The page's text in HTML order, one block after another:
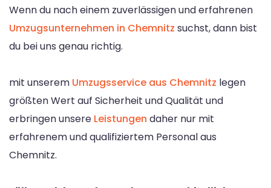
Wenn du nach einem zuverlässigen und erfahrenen
Umzugsunternehmen in Chemnitz suchst, dann bist
du bei uns genau richtig.
mit unserem Umzugsservice aus Chemnitz legen
größten Wert auf Sicherheit und Qualität und
erbringen unsere Leistungen daher nur mit
erfahrenem und qualifiziertem Personal aus
Chemnitz.